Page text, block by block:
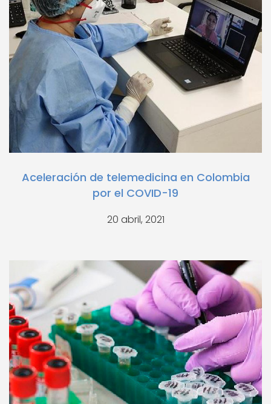
Aceleración de telemedicina en Colombia
por el COVID-19
20 abril, 2021